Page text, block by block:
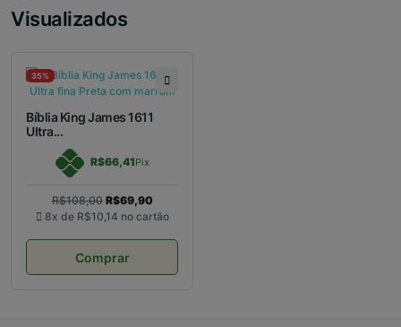
Visualizados
35%
Bíblia King James 1611
Ultra...
R$66,41Pix
R$108,00 R$69,90
8x de R$10,14 no cartão
Comprar